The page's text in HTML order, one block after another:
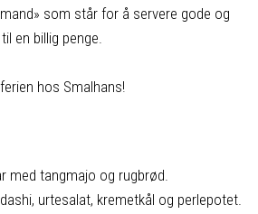
som står for å servere gode og
en billig penge.
hos Smalhans!
med tangmajo og rugbrød.
urtesalat, kremetkål og perlepotet.